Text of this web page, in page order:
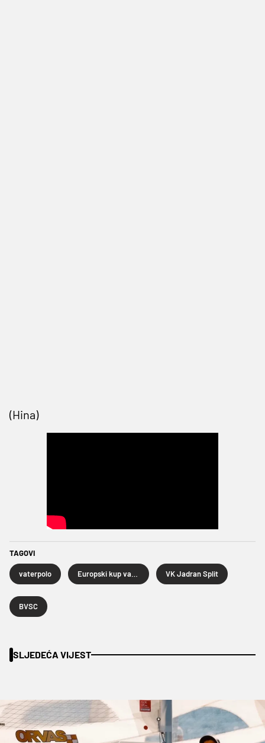
(Hina)
TAGOVI
vaterpolo VK Jadran Split
BVSC
SLJEDEĆA VIJEST